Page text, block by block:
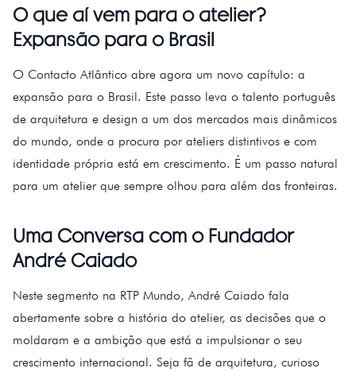
O que aí vem para o atelier?
Expansão para o Brasil
O Contacto Atlântico abre agora um novo capítulo: a
expansão para o Brasil. Este passo leva o talento português
de arquitetura e design a um dos mercados mais dinâmicos
do mundo, onde a procura por ateliers distintivos e com
identidade própria está em crescimento. É um passo natural
para um atelier que sempre olhou para além das fronteiras.
Uma Conversa com o Fundador
André Caiado
Neste segmento na RTP Mundo, André Caiado fala
abertamente sobre a história do atelier, as decisões que o
moldaram e a ambição que está a impulsionar o seu
crescimento internacional. Seja fã de arquitetura, curioso